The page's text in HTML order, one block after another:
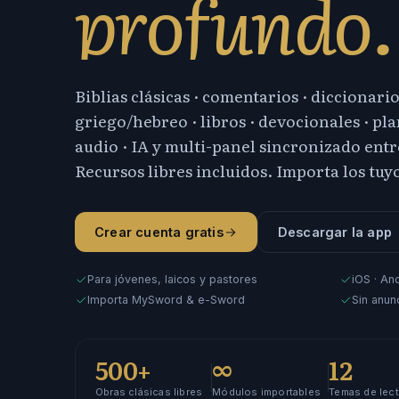
Biblias clásicas · comentarios ·
griego/hebreo · libros · devocionales ·
audio · IA y multi-panel sincronizado
Recursos libres incluidos. Importa los
Crear cuenta gratis Descargar la app
Para jóvenes, laicos y pastores
iOS ·
Importa MySword & e-Sword
Sin
500+
Obras clásicas libres
∞
Módulos importables
12
Temas de